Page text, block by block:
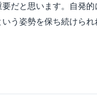
だと思います。自発
う姿勢を保ち続けら